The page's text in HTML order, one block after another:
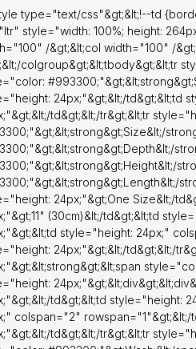
td&gt;&lt;/tr&gt;&lt;tr
span&gt;&lt;/strong&gt;&lt;/
td&gt;&lt;td style="height:
td&gt;&lt;/tr&gt;&lt;tr
span&gt;&lt;/
td&gt;&lt;td style="height:
td&gt;&lt;/tr&gt;&lt;tr
span&gt;&lt;/
Not Tumble
td&gt;&lt;td
style="height:
span&gt;&lt;/strong&gt;&lt;/
td&gt;&lt;td style="height:
td&gt;&lt;/tr&gt;&lt;tr
span&gt;&lt;/strong&gt;&lt;/
Not Dry
type="text/css"&gt;&lt;!--td
style="width: 100%; height:
/&gt;&lt;col width="100" /
colgroup&gt;&lt;tbody&gt;&lt;tr
24px;"&gt;&lt;/td&gt;&lt;td
td&gt;&lt;/tr&gt;&lt;tr
24px;"&gt;One Size&lt;/
(30cm)&lt;/td&gt;&lt;td
style="height: 24px;"
24px;"&gt;&lt;/td&gt;&lt;/
td&gt;&lt;td style="height:
colspan="2" rowspan="1"&gt;&lt;/
td&gt;&lt;/tr&gt;&lt;tr